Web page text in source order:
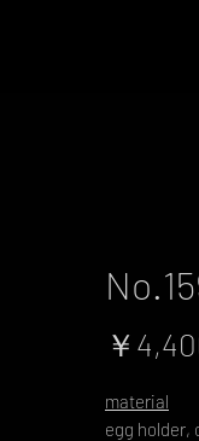
￥
material
egg holder,